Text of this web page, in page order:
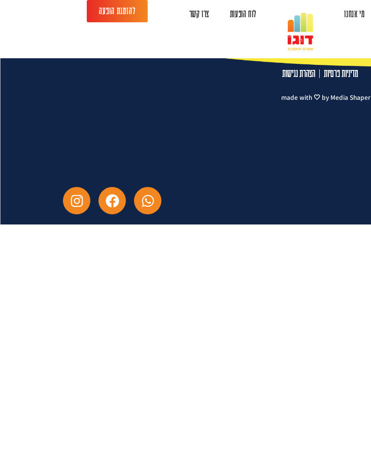
מי אנחנו לוח הופעות צרו קשר להזמנת הופעה
לוח הופעות
מדיניות פרטיות| הצהרת נגישות
made with 🤍 by Media Shaper